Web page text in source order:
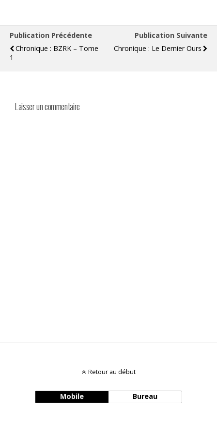
Publication Précédente
Chronique : BZRK – Tome
1
Publication Suivante
Chronique : Le Dernier Ours
Laisser un commentaire
Retour au début
Mobile Bureau